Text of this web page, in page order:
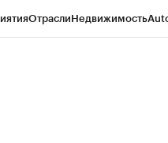
ОтраслиНедвижимость